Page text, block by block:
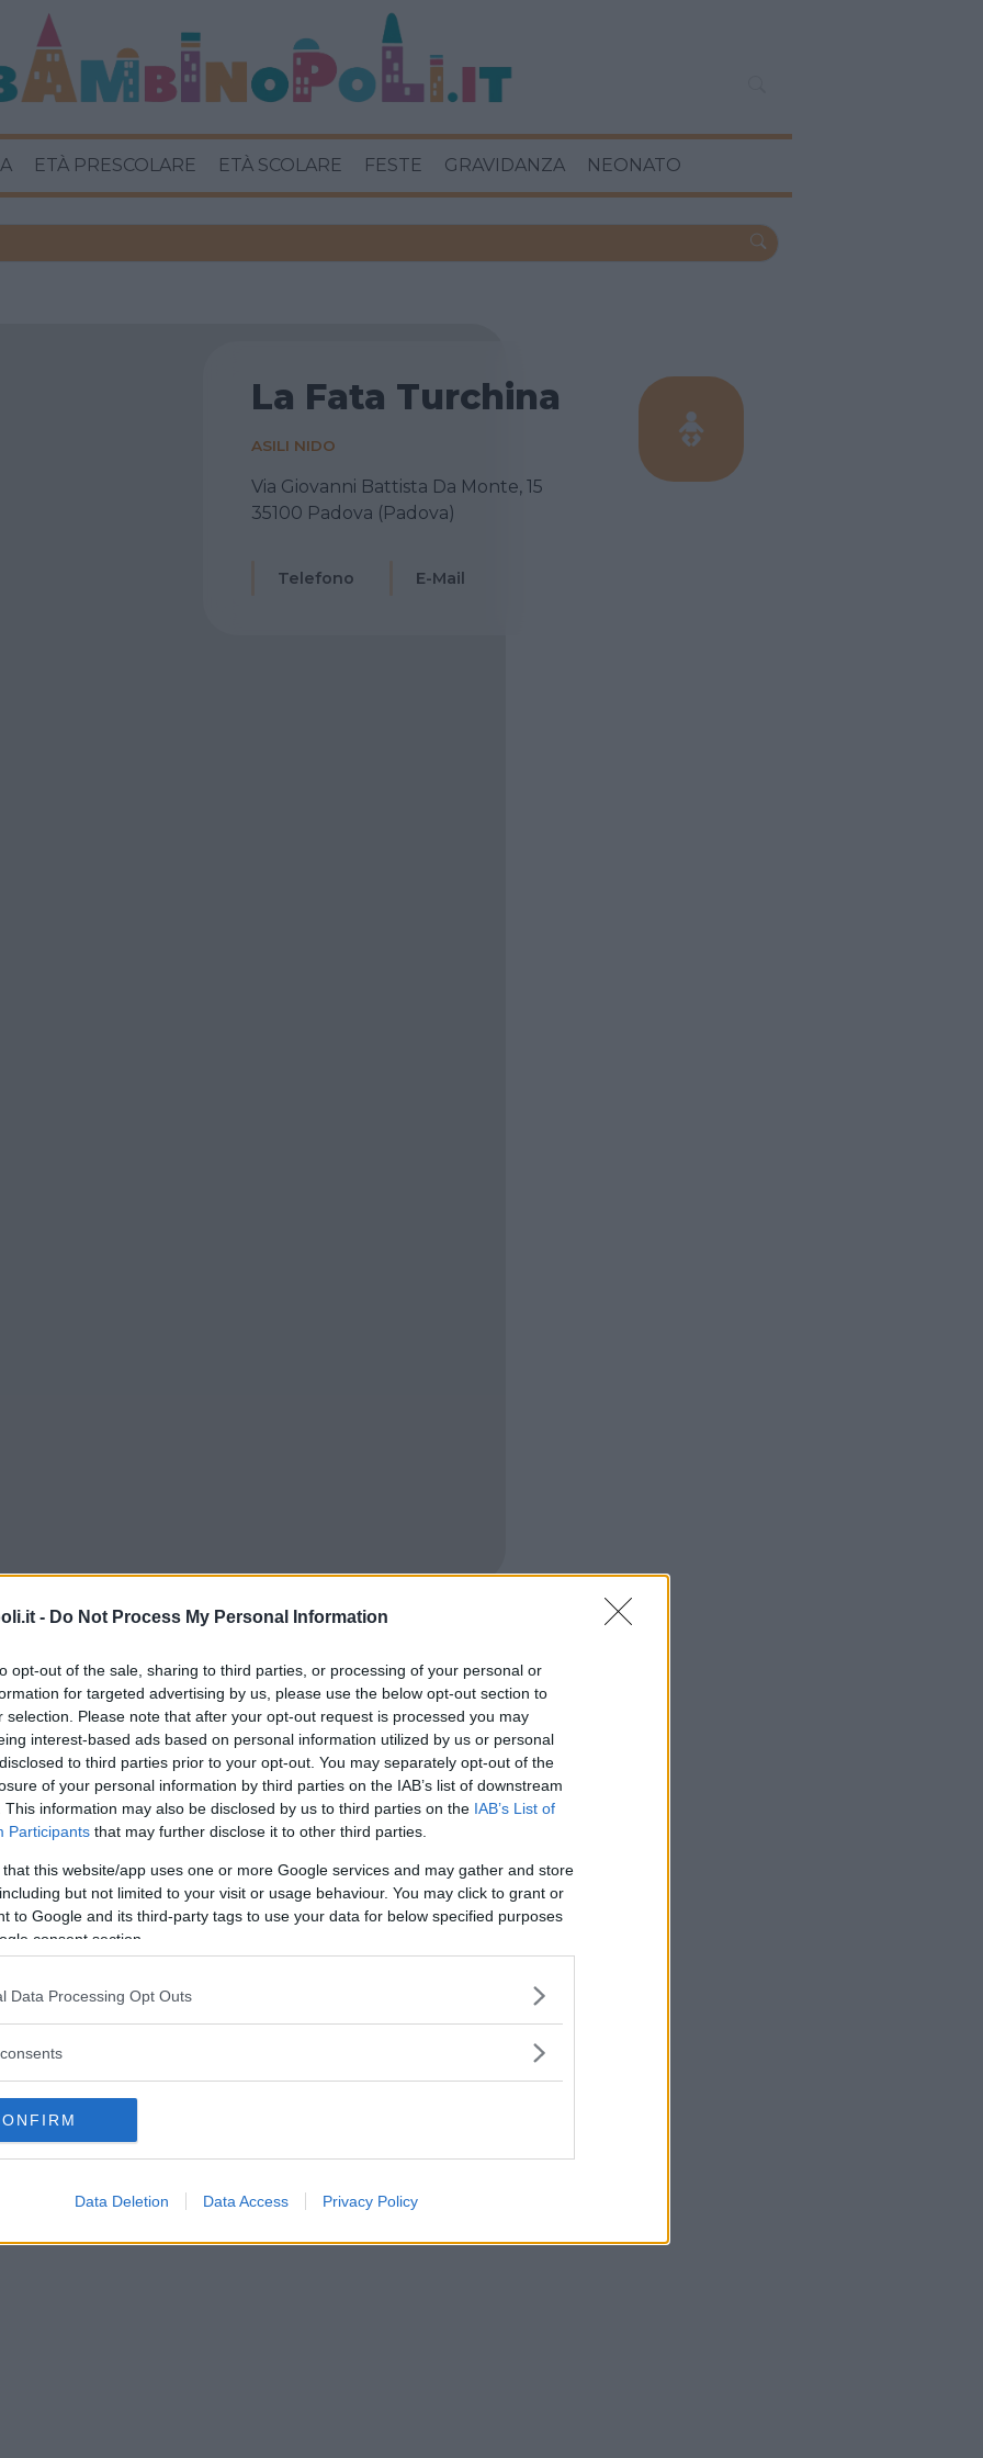
- Do Not Process My Personal Information
opt-out of the sale, sharing to third parties, or processing of your personal or
for targeted advertising by us, please use the below opt-out section to
selection. Please note that after your opt-out request is processed you may
interest-based ads based on personal information utilized by us or personal
to third parties prior to your opt-out. You may separately opt-out of the
of your personal information by third parties on the IAB’s list of downstream
This information may also be disclosed by us to third parties on the IAB’s List of
Participants that may further disclose it to other third parties.
that this website/app uses one or more Google services and may gather and store
but not limited to your visit or usage behaviour. You may click to grant or
to Google and its third-party tags to use your data for below specified purposes
consent section.
Data Processing Opt Outs
Data Deletion Data Access Privacy Policy
ETÀ PRESCOLARE ETÀ SCOLARE FESTE GRAVIDANZA NEONATO
La Fata Turchina
ASILI NIDO
Via Giovanni Battista Da Monte, 15
35100 Padova (Padova)
Telefono E-Mail
Commenti
Tipo Privato
Centro dotato di giardino privato, lontano dai
rumori del traffico, zona tranquilla,
personalizzazione delle proposte educative,
affettive del bambino. Apertura un sabato
sera al mese.
Mezzi pubblici
Autobus 11 e 9